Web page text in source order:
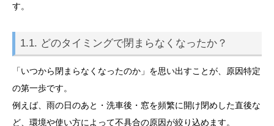
す。
1.1. どのタイミングで閉まらなくなったか？
「いつから閉まらなくなったのか」を思い出すことが、原因特定
の第一歩です。
例えば、雨の日のあと・洗車後・窓を頻繁に開け閉めした直後な
ど、環境や使い方によって不具合の原因が絞り込めます。